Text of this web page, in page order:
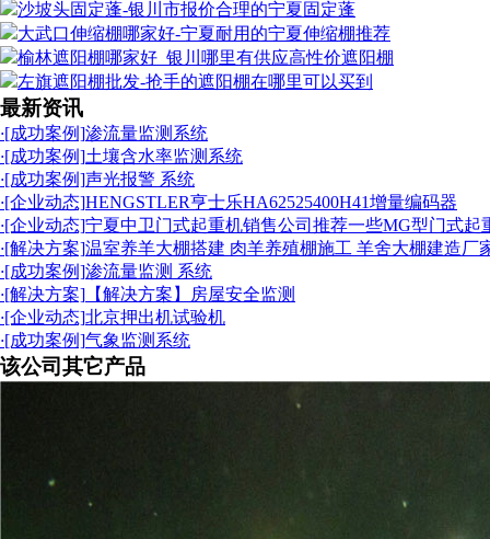
沙坡头固定蓬-银川市报价合理的宁夏固定蓬
大武口伸缩棚哪家好-宁夏耐用的宁夏伸缩棚推荐
榆林遮阳棚哪家好_银川哪里有供应高性价遮阳棚
左旗遮阳棚批发-抢手的遮阳棚在哪里可以买到
最新资讯
·[成功案例]渗流量监测系统
·[成功案例]土壤含水率监测系统
·[成功案例]声光报警 系统
·[企业动态]HENGSTLER亨士乐HA62525400H41增量编码器
·[企业动态]宁夏中卫门式起重机销售公司推荐一些MG型门式起
·[解决方案]温室养羊大棚搭建 肉羊养殖棚施工 羊舍大棚建造厂
·[成功案例]渗流量监测 系统
·[解决方案] 【解决方案】房屋安全监测
·[企业动态]北京押出机试验机
·[成功案例]气象监测系统
该公司其它产品